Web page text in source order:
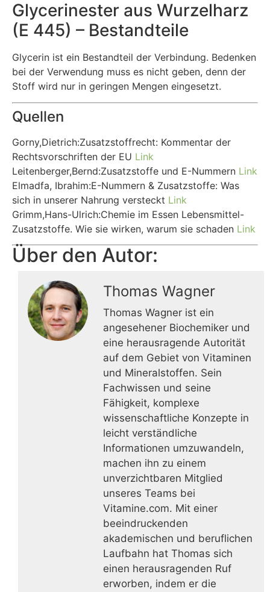
Glycerinester aus Wurzelharz
(E 445) – Bestandteile
Glycerin ist ein Bestandteil der Verbindung. Bedenken
bei der Verwendung muss es nicht geben, denn der
Stoff wird nur in geringen Mengen eingesetzt.
Quellen
Gorny,Dietrich:Zusatzstoffrecht: Kommentar der
Rechtsvorschriften der EU Link
Leitenberger,Bernd:Zusatzstoffe und E-Nummern Link
Elmadfa, Ibrahim:E-Nummern & Zusatzstoffe: Was
sich in unserer Nahrung versteckt Link
Grimm,Hans-Ulrich:Chemie im Essen Lebensmittel-
Zusatzstoffe. Wie sie wirken, warum sie schaden Link
Über den Autor:
Thomas Wagner
Thomas Wagner ist ein
angesehener Biochemiker und
eine herausragende Autorität
auf dem Gebiet von Vitaminen
und Mineralstoffen. Sein
Fachwissen und seine
Fähigkeit, komplexe
wissenschaftliche Konzepte in
leicht verständliche
Informationen umzuwandeln,
machen ihn zu einem
unverzichtbaren Mitglied
unseres Teams bei
Vitamine.com. Mit einer
beeindruckenden
akademischen und beruflichen
Laufbahn hat Thomas sich
einen herausragenden Ruf
erworben, indem er die